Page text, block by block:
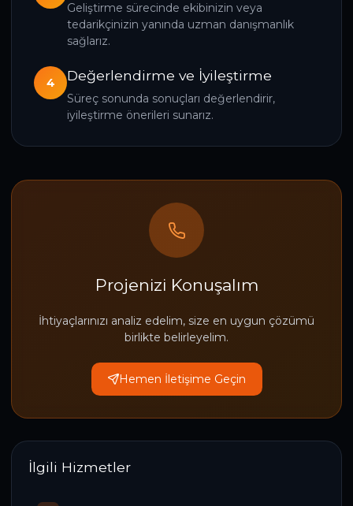
Geliştirme sürecinde ekibinizin veya
tedarikçinizin yanında uzman danışmanlık
sağlarız.
4 Değerlendirme ve İyileştirme
Süreç sonunda sonuçları değerlendirir,
iyileştirme önerileri sunarız.
Projenizi Konuşalım
İhtiyaçlarınızı analiz edelim, size en uygun çözümü
birlikte belirleyelim.
Hemen İletişime Geçin
İlgili Hizmetler